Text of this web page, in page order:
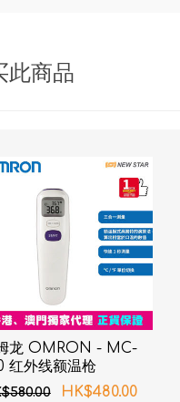
此商品
龙 OMRON - MC-
红外线额温枪
HK$480.00